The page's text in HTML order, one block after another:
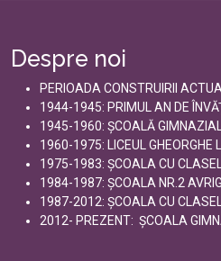
Despre noi
PERIOADA CONSTRUIRII
1944-1945: PRIMUL AN DE
1945-1960: ȘCOALĂ
1960-1975: LICEUL GHEORGHE
1975-1983: ȘCOALA CU
1984-1987: ȘCOALA NR.2 AVRIG
1987-2012: ȘCOALA CU
2012- PREZENT: ȘCOALA